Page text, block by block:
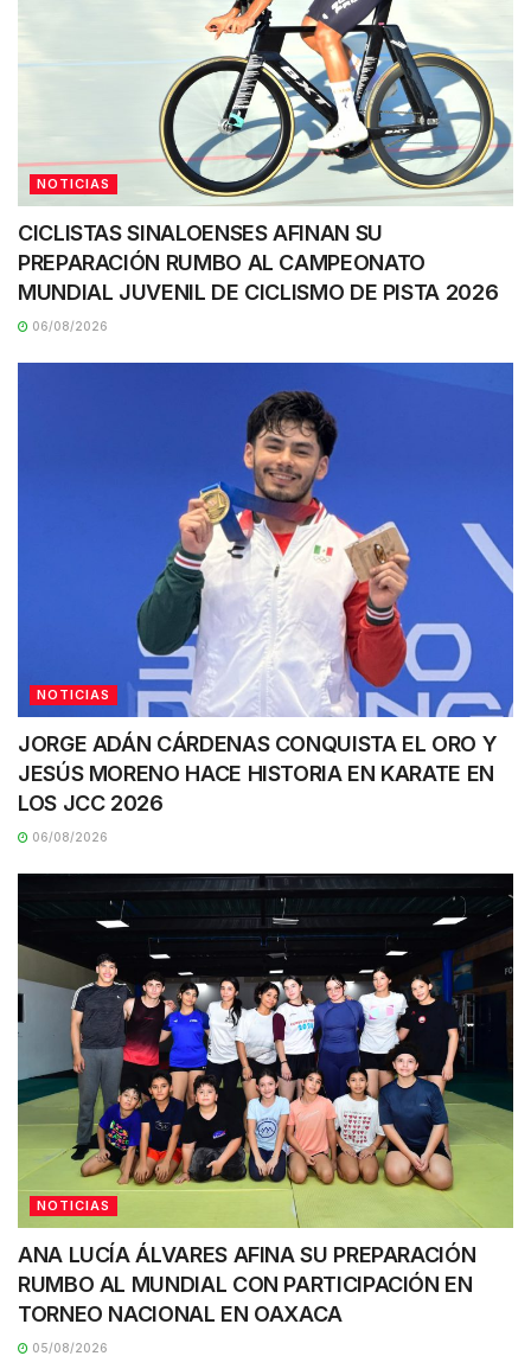
NOTICIAS
CICLISTAS SINALOENSES AFINAN SU
PREPARACIÓN RUMBO AL CAMPEONATO
MUNDIAL JUVENIL DE CICLISMO DE PISTA 2026
06/08/2026
NOTICIAS
JORGE ADÁN CÁRDENAS CONQUISTA EL ORO Y
JESÚS MORENO HACE HISTORIA EN KARATE EN
LOS JCC 2026
06/08/2026
NOTICIAS
ANA LUCÍA ÁLVARES AFINA SU PREPARACIÓN
RUMBO AL MUNDIAL CON PARTICIPACIÓN EN
TORNEO NACIONAL EN OAXACA
05/08/2026